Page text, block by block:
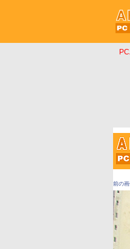
前の